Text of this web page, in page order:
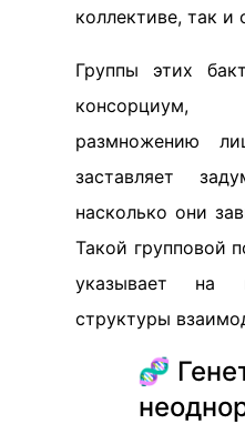
коллективе, так и
Группы этих
размножению
заставляет
насколько они
Такой групповой
указывает на
структуры
🧬